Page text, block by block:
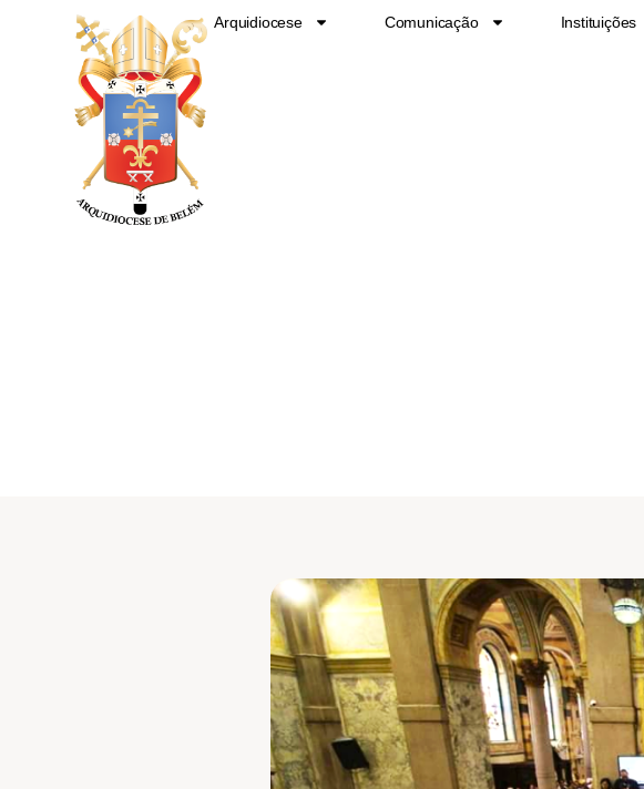
Arquidiocese Comunicação Instituições